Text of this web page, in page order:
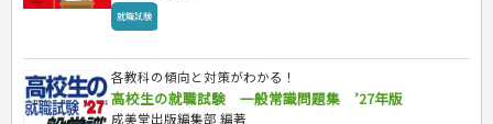
就職試験
各教科の傾向と対策がわかる！
高校生の就職試験 一般常識問題集 ’27年版
成美堂出版編集部 編著